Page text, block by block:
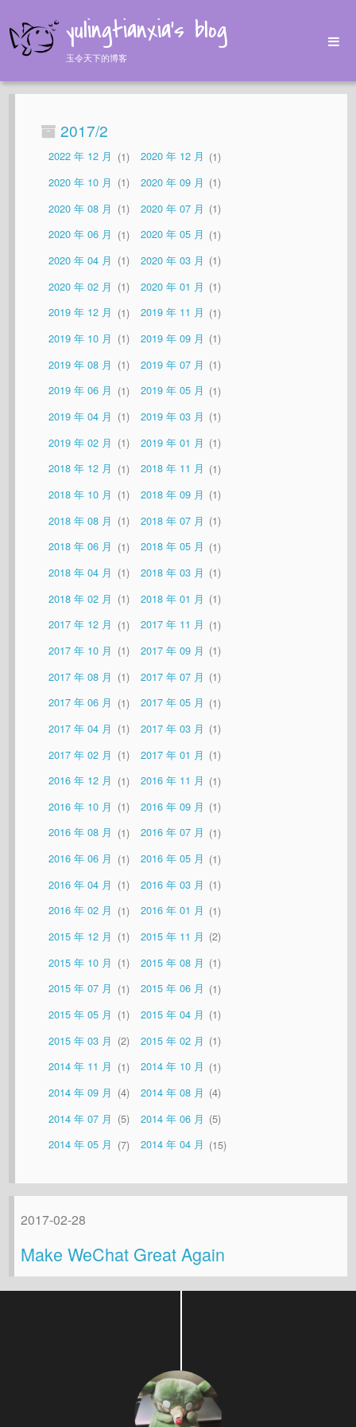
yulingtianxia's blog
玉令天下的博客
Home
Tags
About
2017/2
2022 年 12 月 1 2020 年 12 月
1
2020 年 10 月
1 2020 年 09 月
1
2020 年 08 月
1 2020 年 07 月
1
2020 年 06 月
1 2020 年 05 月
1
2020 年 04 月
1 2020 年 03 月
1
2020 年 02 月
1 2020 年 01 月
1
2019 年 12 月
1 2019 年 11 月
1
2019 年 10 月
1 2019 年 09 月
1
2019 年 08 月
1 2019 年 07 月
1
2019 年 06 月
1 2019 年 05 月
1
2019 年 04 月
1 2019 年 03 月
1
2019 年 02 月
1 2019 年 01 月
1
2018 年 12 月
1 2018 年 11 月
1
2018 年 10 月
1 2018 年 09 月
1
2018 年 08 月
1 2018 年 07 月
1
2018 年 06 月
1 2018 年 05 月
1
2018 年 04 月
1 2018 年 03 月
1
2018 年 02 月
1 2018 年 01 月
1
2017 年 12 月
1 2017 年 11 月
1
2017 年 10 月
1 2017 年 09 月
1
2017 年 08 月
1 2017 年 07 月
1
2017 年 06 月
1 2017 年 05 月
1
2017 年 04 月
1 2017 年 03 月
1
2017 年 02 月
1 2017 年 01 月
1
2016 年 12 月
1 2016 年 11 月
1
2016 年 10 月
1 2016 年 09 月
1
2016 年 08 月
1 2016 年 07 月
1
2016 年 06 月
1 2016 年 05 月
1
2016 年 04 月
1 2016 年 03 月
1
2016 年 02 月
1 2016 年 01 月
1
2015 年 12 月
1 2015 年 11 月
2
2015 年 10 月
1 2015 年 08 月
1
2015 年 07 月
1 2015 年 06 月
1
2015 年 05 月
1 2015 年 04 月
1
2015 年 03 月
2 2015 年 02 月
1
2014 年 11 月
1 2014 年 10 月
1
2014 年 09 月
4 2014 年 08 月
4
2014 年 07 月
5 2014 年 06 月
5
2014 年 05 月
7 2014 年 04 月 15
2017-02-28
Make WeChat Great Again